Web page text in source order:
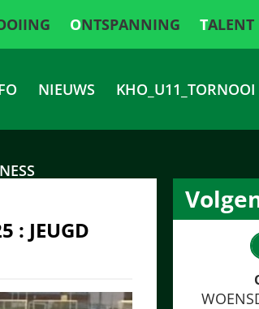
ONTSPANNING TALENT
NIEUWS KHO_U11_TORNOOI
: JEUGD